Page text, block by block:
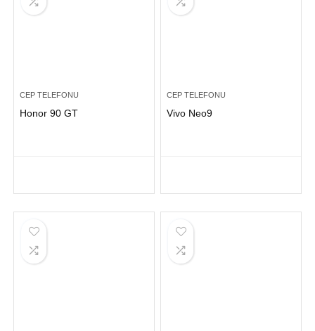
CEP TELEFONU
Honor 90 GT
CEP TELEFONU
Vivo Neo9